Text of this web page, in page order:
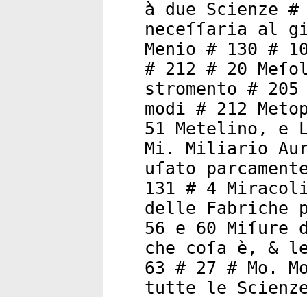
à due Scienze
neceſſaria al
Menio # 130 #
# 212 # 20
stromento #
modi # 212
51 Metelino, e
Mi. Miliario
uſato
131 # 4
delle Fabriche
56 e 60 Miſure
che coſa è, &
63 # 27 # Mo.
tutte le